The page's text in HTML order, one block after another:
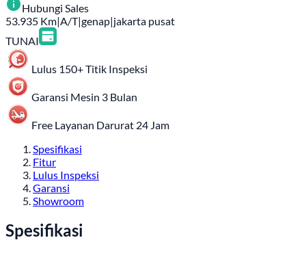
Hubungi Sales
53.935 Km|A/T|genap|jakarta pusat
TUNAI
Lulus 150+ Titik Inspeksi
Garansi Mesin 3 Bulan
Free Layanan Darurat 24 Jam
Spesifikasi
Fitur
Lulus Inspeksi
Garansi
Showroom
Spesifikasi